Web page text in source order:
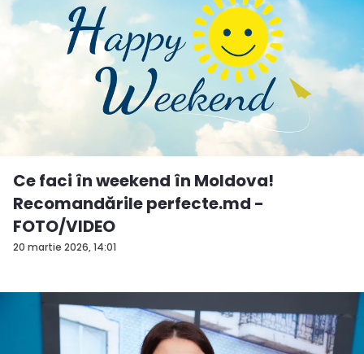
20 martie 2026, 14:01
Ce faci în weekend în Moldova!
Recomandările perfecte.md -
FOTO/VIDEO